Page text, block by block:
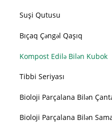
Suşi Qutusu
Bıçaq Çəngəl Qaşıq
Kompost Edilə Bilən Kubok
Tibbi Seriyası
Bioloji Parçalana Bilən
Bioloji Parçalana Bilən